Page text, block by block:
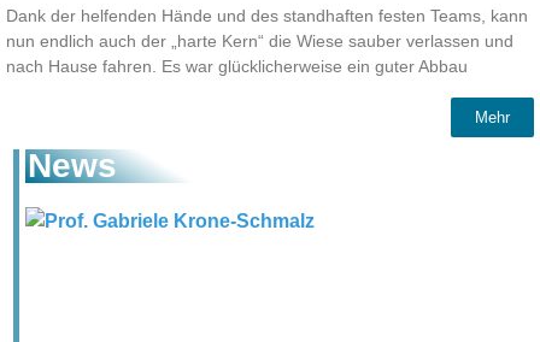
Dank der helfenden Hände und des standhaften festen Teams, kann
nun endlich auch der „harte Kern“ die Wiese sauber verlassen und
nach Hause fahren. Es war glücklicherweise ein guter Abbau
Mehr
News